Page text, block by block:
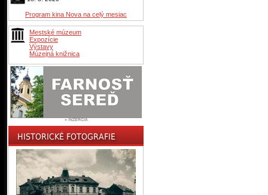
Program kina Nova na celý mesiac
Mestské múzeum
Expozície
Výstavy
Múzejná knižnica